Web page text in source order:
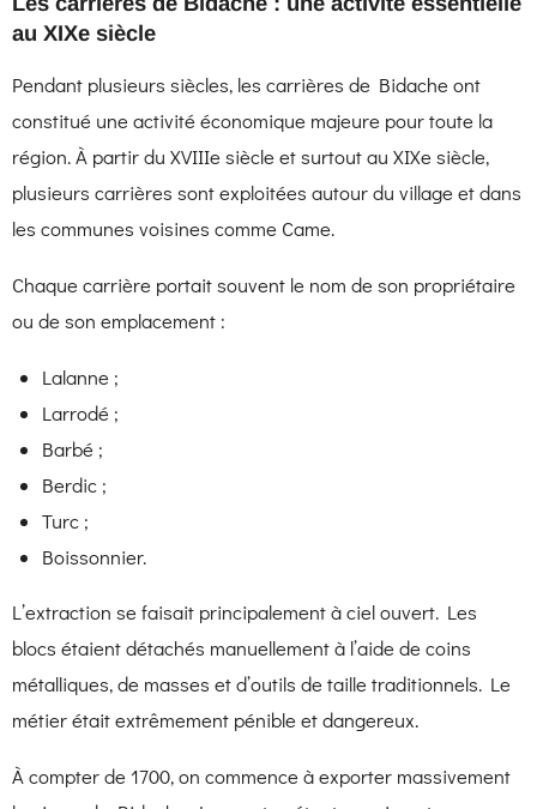
au XIXe siècle
Pendant plusieurs siècles, les carrières de Bidache ont
constitué une activité économique majeure pour toute la
région. À partir du XVIIIe siècle et surtout au XIXe siècle,
plusieurs carrières sont exploitées autour du village et dans
les communes voisines comme Came.
Chaque carrière portait souvent le nom de son propriétaire
ou de son emplacement :
Lalanne ;
Larrodé ;
Barbé ;
Berdic ;
Turc ;
Boissonnier.
L’extraction se faisait principalement à ciel ouvert. Les
blocs étaient détachés manuellement à l’aide de coins
métalliques, de masses et d’outils de taille traditionnels. Le
métier était extrêmement pénible et dangereux.
À compter de 1700, on commence à exporter massivement